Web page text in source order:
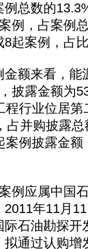
例总数的
例，占案例
起案例，占比
来看，能
披露金额为
程行业位居
占并购披露
案例披露金
应属中国石
年11月
际石油勘探
拟通过认购